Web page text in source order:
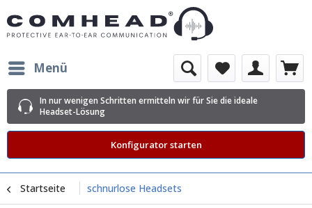
Menü
In nur wenigen Schritten ermitteln wir für Sie die ideale
Headset-Lösung
Konfigurator starten
Startseite schnurlose Headsets